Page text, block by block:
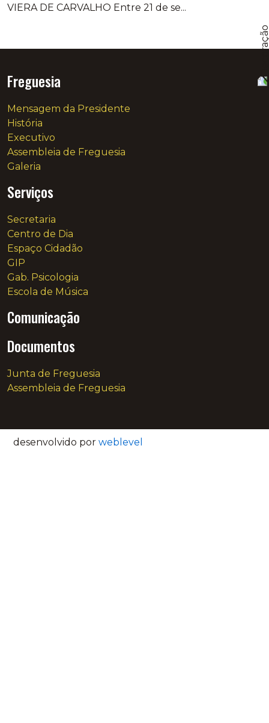
VIERA DE CARVALHO Entre 21 de se...
Freguesia
Mensagem da Presidente
História
Executivo
Assembleia de Freguesia
Galeria
Serviços
Secretaria
Centro de Dia
Espaço Cidadão
GIP
Gab. Psicologia
Escola de Música
Comunicação
Documentos
Junta de Freguesia
Assembleia de Freguesia
desenvolvido por weblevel